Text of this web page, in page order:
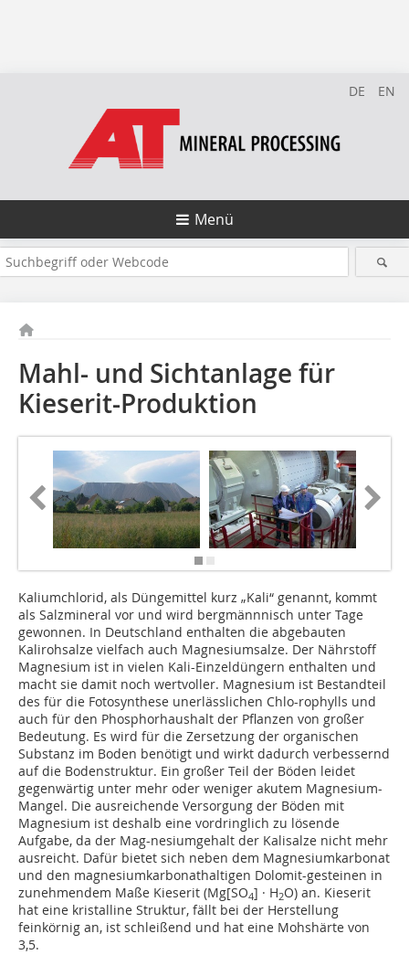
DE EN
Menü
Mahl- und Sichtanlage für
Kieserit-Produktion
Kaliumchlorid, als Düngemittel kurz „Kali“ genannt, kommt
als Salzmineral vor und wird bergmännnisch unter Tage
gewonnen. In Deutschland enthalten die abgebauten
Kalirohsalze vielfach auch Magnesiumsalze. Der Nährstoff
Magnesium ist in vielen Kali-Einzeldüngern enthalten und
macht sie damit noch wertvoller. Magnesium ist Bestandteil
des für die Fotosynthese unerlässlichen Chlo-rophylls und
auch für den Phosphorhaushalt der Pflanzen von großer
Bedeutung. Es wird für die Zersetzung der organischen
Substanz im Boden benötigt und wirkt dadurch verbessernd
auf die Bodenstruktur. Ein großer Teil der Böden leidet
gegenwärtig unter mehr oder weniger akutem Magnesium-
Mangel. Die ausreichende Versorgung der Böden mit
Magnesium ist deshalb eine vordringlich zu lösende
Aufgabe, da der Mag-nesiumgehalt der Kalisalze nicht mehr
ausreicht. Dafür bietet sich neben dem Magnesiumkarbonat
und den magnesiumkarbonathaltigen Dolomit-gesteinen in
zunehmendem Maße Kieserit (Mg[SO4] · H2O) an. Kieserit
hat eine kristalline Struktur, fällt bei der Herstellung
feinkörnig an, ist schleißend und hat eine Mohshärte von
3,5.